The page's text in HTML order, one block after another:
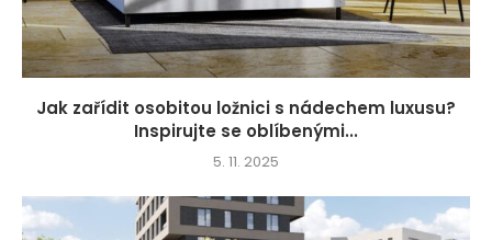
Jak zařídit osobitou ložnici s nádechem luxusu?
Inspirujte se oblíbenými...
5. 11. 2025